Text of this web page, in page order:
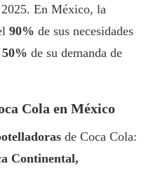
2025. En México, la
90% de sus necesidades
50% de su demanda de
Cola en México
de Coca Cola:
Continental,